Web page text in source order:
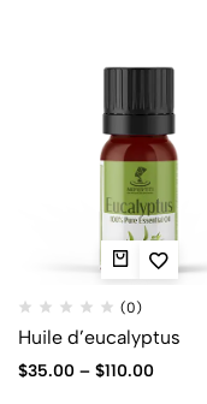
(0)
Huile d’eucalyptus
$35.00 – $110.00